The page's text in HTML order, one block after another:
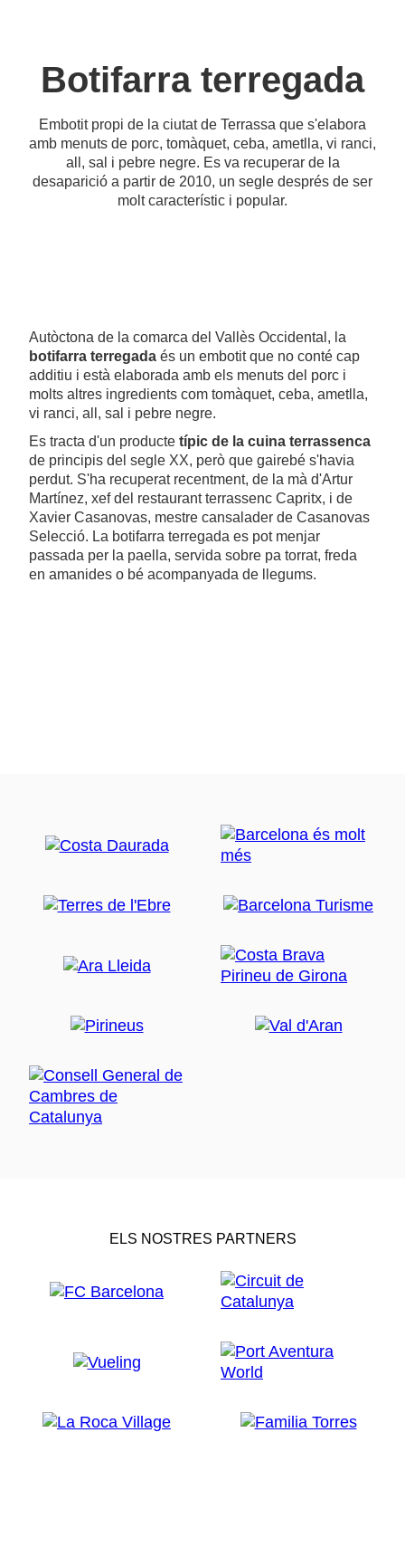
Botifarra terregada
Embotit propi de la ciutat de Terrassa que s'elabora
amb menuts de porc, tomàquet, ceba, ametlla, vi ranci,
all, sal i pebre negre. Es va recuperar de la
desaparició a partir de 2010, un segle després de ser
molt característic i popular.
Autòctona de la comarca del Vallès Occidental, la
botifarra terregada és un embotit que no conté cap
additiu i està elaborada amb els menuts del porc i
molts altres ingredients com tomàquet, ceba, ametlla,
vi ranci, all, sal i pebre negre.
Es tracta d'un producte típic de la cuina terrassenca
de principis del segle XX, però que gairebé s'havia
perdut. S'ha recuperat recentment, de la mà d'Artur
Martínez, xef del restaurant terrassenc Capritx, i de
Xavier Casanovas, mestre cansalader de Casanovas
Selecció. La botifarra terregada es pot menjar
passada per la paella, servida sobre pa torrat, freda
en amanides o bé acompanyada de llegums.
ELS NOSTRES PARTNERS